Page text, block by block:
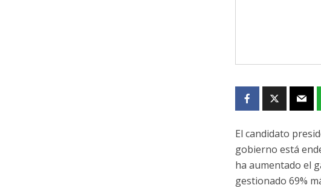
El candidato
gobierno está
ha aumentado el
gestionado 69%